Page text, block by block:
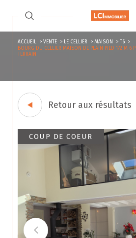
ACCUEIL VENTE LE CELLIER MAISON
T6
BOURG DU CELLIER MAISON DE PLAIN PIED 172 M 6
TERRAIN
Retour aux résultats
COUP DE COEUR